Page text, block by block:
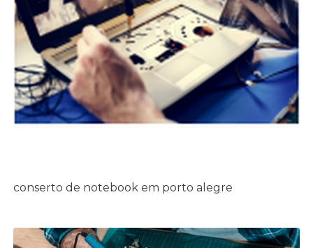
conserto de notebook em porto alegre